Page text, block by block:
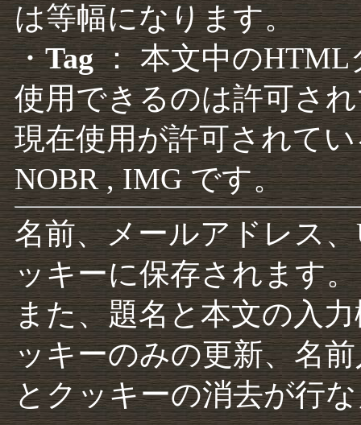
は等幅になります。
・Tag： 本文中のHTML
使用できるのは許可さ
現在使用が許可されて
NOBR , IMG です。
名前、メールアドレス
ッキーに保存されます。
また、題名と本文の入
ッキーのみの更新、名
とクッキーの消去が行